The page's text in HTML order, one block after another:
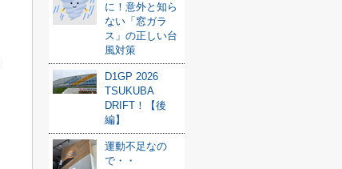
に！意外と知ら
ない「窓ガラ
ス」の正しい台
風対策
D1GP 2026
TSUKUBA
DRIFT！【後
編】
運動不足なの
で・・